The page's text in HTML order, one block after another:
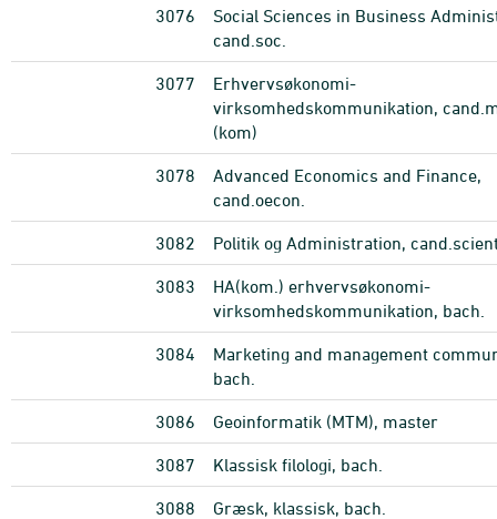
3076
Social Sciences in Business
cand.soc.
3077
Erhvervsøkonomi-
virksomhedskommunikation,
(kom)
3078
Advanced Economics and Finance,
cand.oecon.
3082 Politik og Administration,
3083
HA(kom.) erhvervsøkonomi-
virksomhedskommunikation, bach.
3084
Marketing and management
bach.
3086 Geoinformatik (MTM), master
3087 Klassisk filologi, bach.
3088 Græsk, klassisk, bach.